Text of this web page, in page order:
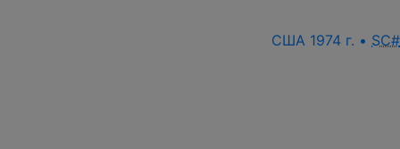
США 1974 г. • SC#